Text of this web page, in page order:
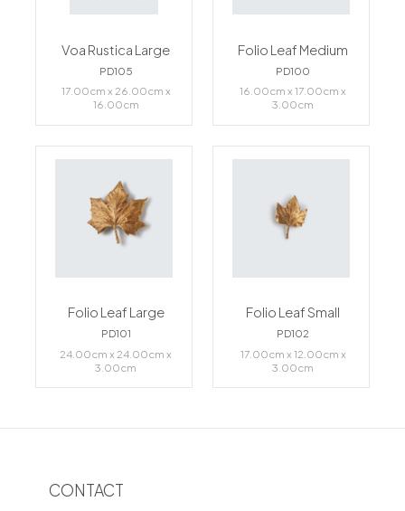
Voa Rustica Large
PD105
17.00cm x 26.00cm x
16.00cm
Folio Leaf Medium
PD100
16.00cm x 17.00cm x
3.00cm
Folio Leaf Large
PD101
24.00cm x 24.00cm x
3.00cm
Folio Leaf Small
PD102
17.00cm x 12.00cm x
3.00cm
CONTACT